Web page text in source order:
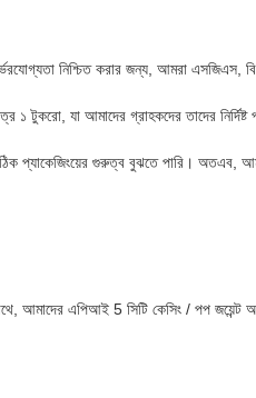
নিশ্চিত করার জন্য, আমরা এসজিএস,
টুকরো, যা আমাদের গ্রাহকদের তাদের
প্যাকেজিংয়ের গুরুত্ব বুঝতে পারি। অতএব,
আমাদের এপিআই 5 সিটি কেসিং / পপ